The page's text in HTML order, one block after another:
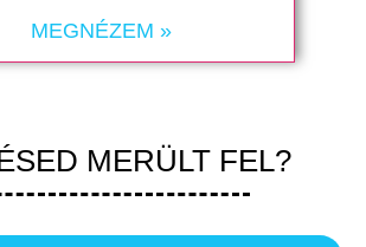
MEGNÉZEM »
MERÜLT FEL?